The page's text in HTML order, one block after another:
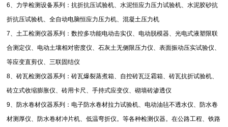
6、力学检测设备系列：抗折抗压试验机、水泥恒应力压力试验机、水泥胶砂抗
折抗压试验机、全自动电脑恒应力压力机、混凝土压力机
7、土工检测仪器系列：数控多功能电动击实仪、电动脱模器、光电式液塑限联
合测定仪、电动土壤相对密度仪、石灰土无侧限压力仪、表面振动压实试验仪、
等应变直剪仪、三联固结仪
8、砖瓦检测仪器系列：砖瓦爆裂蒸煮箱、自控砖瓦泛霜箱、砖瓦抗折试验机、
砖立式收缩膨胀仪、砖用卡尺、手持式应变仪、砌墙砖渗透仪
9、防水卷材仪器系列：电子防水卷材拉力试验机、电动油毡不透水仪、防水卷
材测厚仪、防水卷材冲片机、低温弯折仪。等各种检测仪器。在公路工程、铁路